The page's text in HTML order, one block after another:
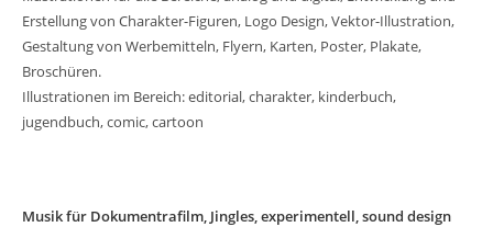
Erstellung von Charakter-Figuren, Logo Design, Vektor-Illustration,
Gestaltung von Werbemitteln, Flyern, Karten, Poster, Plakate,
Broschüren.
Illustrationen im Bereich: editorial, charakter, kinderbuch,
jugendbuch, comic, cartoon
Musik für Dokumentrafilm, Jingles, experimentell, sound design